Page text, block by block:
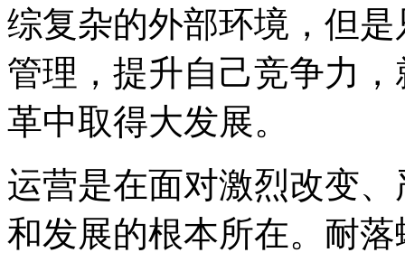
综复杂的外部环境，但
管理，提升自己竞争力
革中取得大发展。
运营是在面对激烈改变
和发展的根本所在。耐